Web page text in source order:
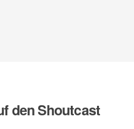
den Shoutcast